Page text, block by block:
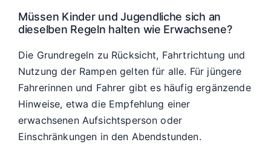
Müssen Kinder und Jugendliche sich an
dieselben Regeln halten wie Erwachsene?
Die Grundregeln zu Rücksicht, Fahrtrichtung und
Nutzung der Rampen gelten für alle. Für jüngere
Fahrerinnen und Fahrer gibt es häufig ergänzende
Hinweise, etwa die Empfehlung einer
erwachsenen Aufsichtsperson oder
Einschränkungen in den Abendstunden.